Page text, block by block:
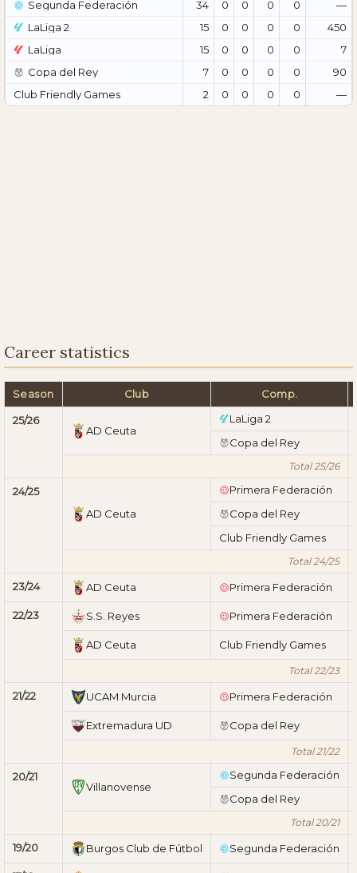
Segunda Federación
34 0 0 0 0
—
LaLiga 2
15 0 0 0 0
450
LaLiga
15 0 0 0 0
7
Copa del Rey
7 0 0 0 0
90
Club Friendly Games
2 0 0 0 0 —
Career statistics
Season Club Comp.
25/26
AD Ceuta
LaLiga 2
Copa del Rey
Total 25/26
24/25
AD Ceuta
Primera Federación
Copa del Rey
Club Friendly Games
Total 24/25
23/24 AD Ceuta Primera Federación
22/23 S.S. Reyes Primera Federación
AD Ceuta Club Friendly Games
Total 22/23
21/22 UCAM Murcia Primera Federación
Extremadura UD Copa del Rey
Total 21/22
20/21
Villanovense
Segunda Federación
Copa del Rey
Total 20/21
19/20 Burgos Club de Fútbol Segunda Federación